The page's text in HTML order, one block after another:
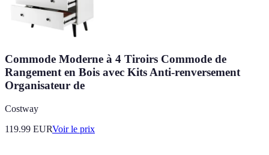
Commode Moderne à 4 Tiroirs Commode de
Rangement en Bois avec Kits Anti-renversement
Organisateur de
Costway
119.99 EURVoir le prix